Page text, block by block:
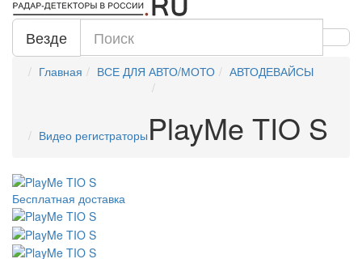
Везде
Главная ВСЕ ДЛЯ АВТО/МОТО АВТОДЕВАЙСЫ
Видео регистраторы PlayMe TIO S
Бесплатная доставка